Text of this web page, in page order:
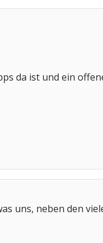
da ist und ein
uns, neben den